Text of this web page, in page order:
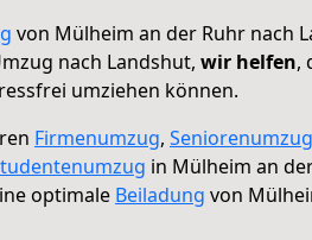
von Mülheim an der Ruhr nach
nach Landshut, wir helfen,
umziehen können.
Firmenumzug, Seniorenumzug
in Mülheim an
optimale Beiladung von